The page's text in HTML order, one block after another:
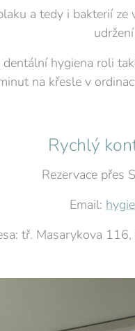
a tedy i bakterií
hygiena roli
na křesle v
Rychlý
Rezervace přes
Email:
tř. Masarykova